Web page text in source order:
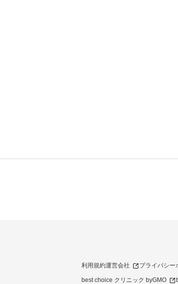
利用規約運営会社 プライバシー
best choice クリニック byGMO